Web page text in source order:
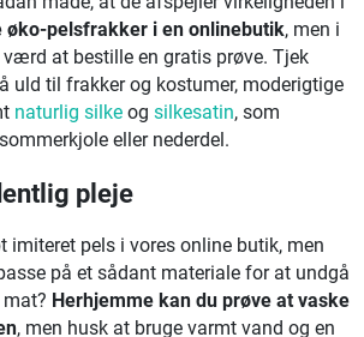
øko-pelsfrakker i en onlinebutik, men i
at bestille en gratis prøve. Tjek
uld til frakker og kostumer, moderigtige
naturlig silke og silkesatin, som
eller nederdel.
pleje
imiteret pels i vores online butik, men
på et sådant materiale for at undgå
Herhjemme kan du prøve at vaske
, men husk at bruge varmt vand og en